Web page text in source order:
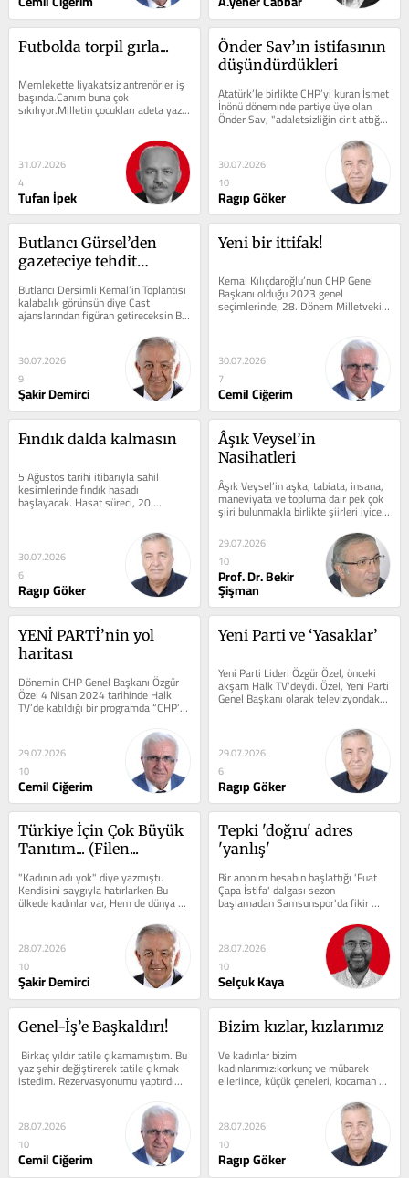
Futbolda torpil gırla...
Memlekette liyakatsiz antrenörler iş
başında.Canım buna çok
sıkılıyor.Milletin çocukları adeta yazık
ediliyor.Yazık oluyorlar.Kapıda...
31.07.2026
4
Tufan İpek
Önder Sav’ın istifasının
düşündürdükleri
Atatürk’le birlikte CHP’yi kuran İsmet
İnönü döneminde partiye üye olan
Önder Sav, "adaletsizliğin cirit attığı
30.07.2026
10
Ragıp Göker
Butlancı Gürsel’den
gazeteciye tehdit…
Butlancı Dersimli Kemal’in Toplantısı
kalabalık görünsün diye Cast
ajanslarından figüran getireceksin Bu
siyasi komediyi ortaya çıkaran...
30.07.2026
9
Şakir Demirci
Yeni bir ittifak!
Kemal Kılıçdaroğlu’nun CHP Genel
Başkanı olduğu 2023 genel
seçimlerinde; 28. Dönem Milletvekili
Genel Seçimi'ne CHP listesinden
30.07.2026
7
Cemil Ciğerim
Fındık dalda kalmasın
5 Ağustos tarihi itibarıyla sahil
kesimlerinde fındık hasadı
başlayacak. Hasat süreci, 20
Ağustos itibarıyla yüksek kesimlerde
30.07.2026
6
Ragıp Göker
Âşık Veysel’in
Nasihatleri
Âşık Veysel’in aşka, tabiata, insana,
maneviyata ve topluma dair pek çok
şiiri bulunmakla birlikte şiirleri iyice
tetkik edildiğinde -belki...
29.07.2026
10
Prof. Dr. Bekir
Şişman
YENİ PARTİ’nin yol
haritası
Dönemin CHP Genel Başkanı Özgür
Özel 4 Nisan 2024 tarihinde Halk
TV’de katıldığı bir programda “CHP’Yİ
Samsun’da birinci parti...
29.07.2026
10
Cemil Ciğerim
Yeni Parti ve ‘Yasaklar’
Yeni Parti Lideri Özgür Özel, önceki
akşam Halk TV'deydi. Özel, Yeni Parti
Genel Başkanı olarak televizyondaki
ilk canlı yayın...
29.07.2026
6
Ragıp Göker
Türkiye İçin Çok Büyük
Tanıtım... (Filen...
"Kadının adı yok" diye yazmıştı.
Kendisini saygıyla hatırlarken Bu
ülkede kadınlar var, Hem de dünya
28.07.2026
10
Şakir Demirci
Tepki 'doğru' adres
'yanlış'
Bir anonim hesabın başlattığı 'Fuat
Çapa İstifa' dalgası sezon
başlamadan Samsunspor'da fikir
ayrılıklarını beraberinde...
28.07.2026
10
Selçuk Kaya
Genel-İş’e Başkaldırı!
Birkaç yıldır tatile çıkamamıştım. Bu
yaz şehir değiştirerek tatile çıkmak
istedim. Rezervasyonumu yaptırdım.
Yola çıkacağım gün...
28.07.2026
10
Cemil Ciğerim
Bizim kızlar, kızlarımız
Ve kadınlar bizim
kadınlarımız:korkunç ve mübarek
elleriince, küçük çeneleri, kocaman
gözleriyle anamız, avradımız,
28.07.2026
10
Ragıp Göker